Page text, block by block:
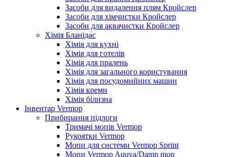
Засоби для видалення плям Кройслер
Засоби для хімчистки Кройслер
Засоби для аквачистки Кройслер
Хімія Бланідас
Хімія для кухні
Хімія для готелів
Хімія для пралень
Хімія для загального користування
Хімія для посудомийних машин
Хімія креми
Хімія білизна
Інвентар Vermop
Прибирання підлоги
Тримачі мопів Vermop
Рукоятки Vermop
Мопи для системи Vermop Sprint
Мопи Vermop Aquva/Damp mop